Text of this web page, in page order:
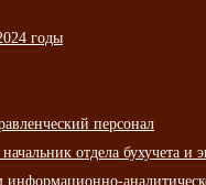
годы
персонал
отдела бухучета и